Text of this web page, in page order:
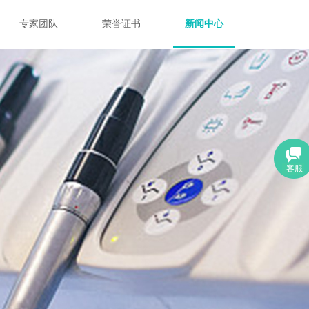
专家团队 荣誉证书 新闻中心
客服